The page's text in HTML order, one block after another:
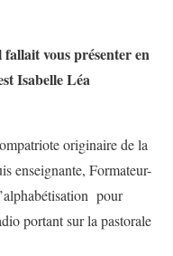
vous présenter en
Isabelle Léa
originaire de la
enseignante, Formateur-
pour
portant sur la pastorale